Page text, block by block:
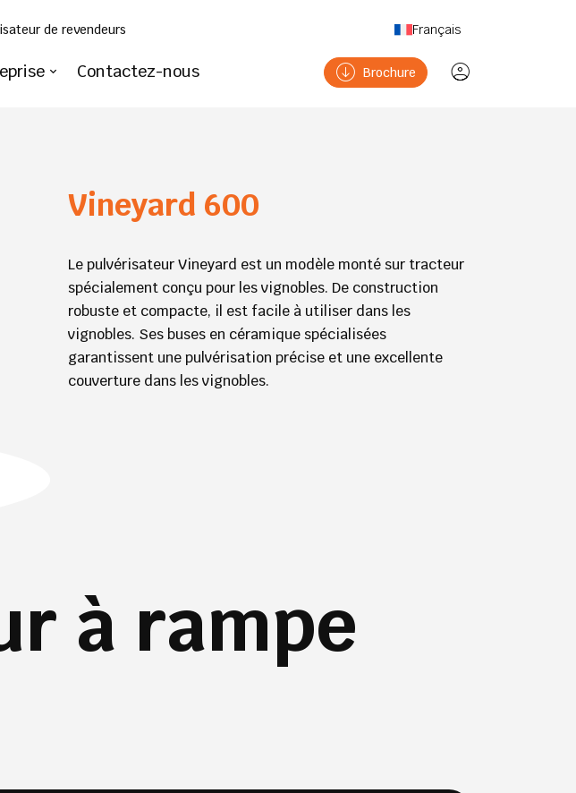
de revendeurs Français
Contactez-nous Brochure
Vineyard 600
Le pulvérisateur Vineyard est un modèle monté sur tracteur
spécialement conçu pour les vignobles. De construction
robuste et compacte, il est facile à utiliser dans les
vignobles. Ses buses en céramique spécialisées
garantissent une pulvérisation précise et une excellente
couverture dans les vignobles.
à rampe